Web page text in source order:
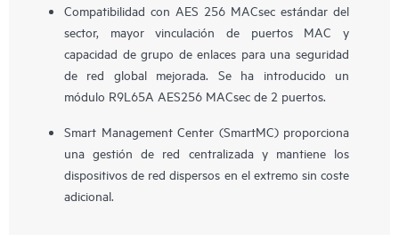
Compatibilidad con AES 256 MACsec estándar del
sector, mayor vinculación de puertos MAC y
capacidad de grupo de enlaces para una seguridad
de red global mejorada. Se ha introducido un
módulo R9L65A AES256 MACsec de 2 puertos.
Smart Management Center (SmartMC) proporciona
una gestión de red centralizada y mantiene los
dispositivos de red dispersos en el extremo sin coste
adicional.